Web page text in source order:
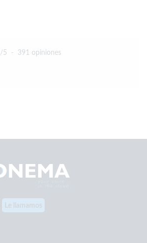
/5 - 391 opiniones
Le llamamos